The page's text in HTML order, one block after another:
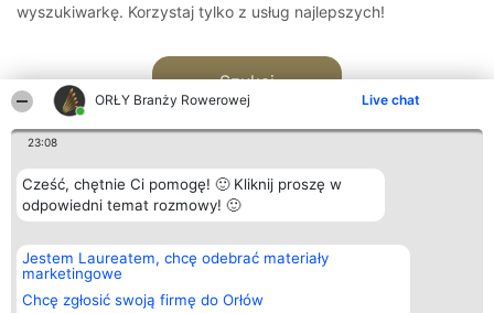
ORŁY Branży Rowerowej Live chat
23:08
Cześć, chętnie Ci pomogę! 🙂 Kliknij proszę w
odpowiedni temat rozmowy! 🙂
Jestem Laureatem, chcę odebrać materiały
marketingowe
Chcę zgłosić swoją firmę do Orłów
wyszukiwarkę. Korzystaj tylko z usług najlepszych!
Szukaj
Organizator plebiscytu
Bright Side Solutions sp. z o.
o. sp. k.
ul. Ruska 22
Wrocław 50-079
Plebiscyt
Laureaci
wszystkich
Laureatów
Kontakt
Kontakt